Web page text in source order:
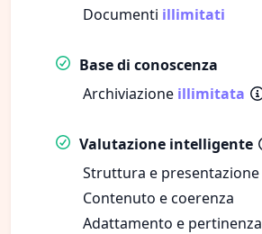
Documenti illimitati
Base di conoscenza
Archiviazione illimitata
Valutazione intelligente
Struttura e presentazione
Contenuto e coerenza
Adattamento e pertinenza